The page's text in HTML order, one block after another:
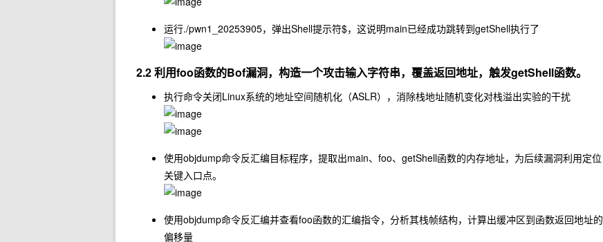
运行./pwn1_20253905，弹出Shell提示符$，这说明main已经成功跳转到getShell执行了
2.2 利用foo函数的Bof漏洞，构造一个攻击输入字符串，覆盖返回地址，触发getShell函数。
执行命令关闭Linux系统的地址空间随机化（ASLR），消除栈地址随机变化对栈溢出实验的干扰
使用objdump命令反汇编目标程序，提取出main、foo、getShell函数的内存地址，为后续漏洞利用定位
关键入口点。
使用objdump命令反汇编并查看foo函数的汇编指令，分析其栈帧结构，计算出缓冲区到函数返回地址的
偏移量